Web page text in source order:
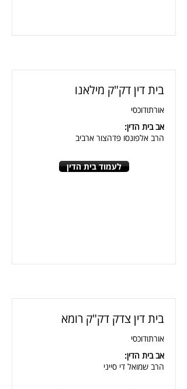
בית דין דק"ק מילאנו
אורתודוכסי
אב בית הדין:
הרב אלפונסו פדהצור ארביב
לעמוד בית הדין
בית דין צדק דק"ק רומא
אורתודוכסי
אב בית הדין:
הרב שמואל די סייני